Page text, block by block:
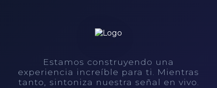
Estamos construyendo una
experiencia increíble para ti. Mientras
tanto, sintoniza nuestra señal en vivo.